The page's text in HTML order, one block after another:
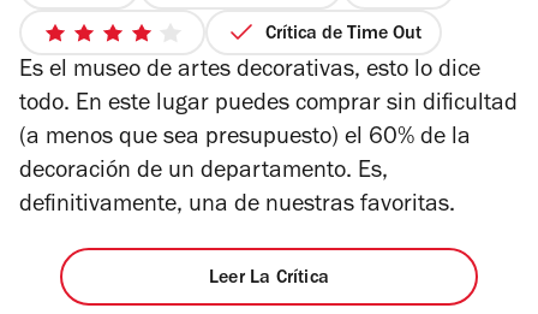
4
de
5
estrellas
Crítica de Time Out
Es el museo de artes decorativas, esto lo dice
todo. En este lugar puedes comprar sin dificultad
(a menos que sea presupuesto) el 60% de la
decoración de un departamento. Es,
definitivamente, una de nuestras favoritas.
Leer La Crítica